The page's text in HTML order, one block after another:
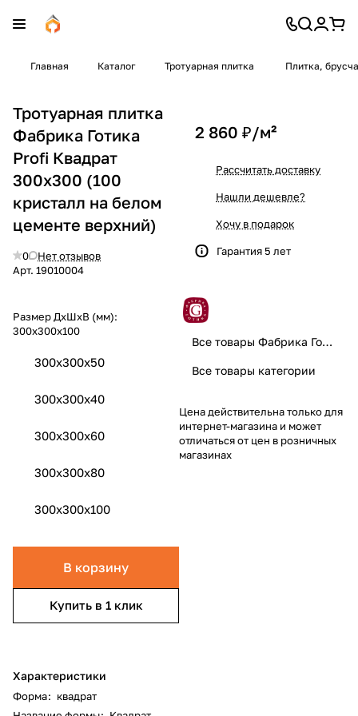
Главная Каталог Тротуарная плитка Плитка,
Тротуарная плитка
Фабрика Готика
Profi Квадрат
300x300 (100
кристалл на белом
цементе верхний)
0
Нет отзывов
Арт. 19010004
Размер ДхШхВ (мм):
300x300x100
300x300x50
300x300x40
300x300x60
300x300x80
300x300x100
В корзину
Купить в 1 клик
Характеристики
Форма: квадрат
2 860 ₽/м²
Рассчитать доставку
Нашли дешевле?
Хочу в подарок
Гарантия 5 лет
Все товары Фабрика Готика
Все товары категории
Цена действительна только для
интернет-магазина и может
отличаться от цен в розничных
магазинах